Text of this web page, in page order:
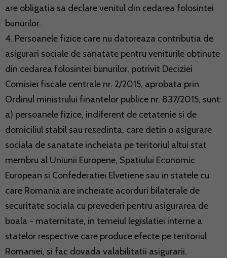
are obligatia sa declare venitul din cedarea folosintei
bunurilor.
4. Persoanele fizice care nu datoreaza contributia de
asigurari sociale de sanatate pentru veniturile obtinute
din cedarea folosintei bunurilor, potrivit Deciziei
Comisiei fiscale centrale nr. 2/2015, aprobata prin
Ordinul ministrului finantelor publice nr. 837/2015, sunt:
a) persoanele fizice, indiferent de cetatenie si de
domiciliul stabil sau resedinta, care detin o asigurare
sociala de sanatate incheiata pe teritoriul altui stat
membru al Uniunii Europene, Spatiului Economic
European si Confederatiei Elvetiene sau in statele cu
care Romania are incheiate acorduri bilaterale de
securitate sociala cu prevederi pentru asigurarea de
boala - maternitate, in temeiul legislatiei interne a
statelor respective care produce efecte pe teritoriul
Romaniei, si fac dovada valabilitatii asigurarii.